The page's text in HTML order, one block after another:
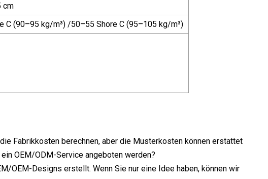
cm
C (90–95 kg/m³) /50–55 Shore C (95–105 kg/m³)
Fabrikkosten berechnen, aber die Musterkosten können erstattet
OEM/ODM-Service angeboten werden?
OEM-Designs erstellt. Wenn Sie nur eine Idee haben, können wir